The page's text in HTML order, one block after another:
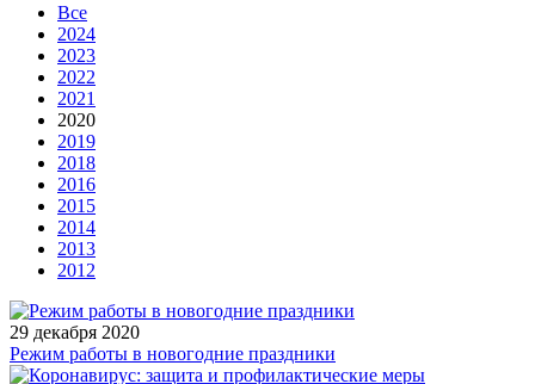
Все
2024
2023
2022
2021
2020
2019
2018
2016
2015
2014
2013
2012
29 декабря 2020
Режим работы в новогодние праздники